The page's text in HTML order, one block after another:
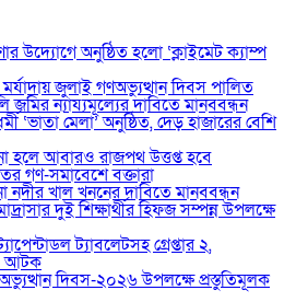
উদ্যোগে অনুষ্ঠিত হলো ‘ক্লাইমেট ক্যাম্প
জুলাই গণঅভ্যুত্থান দিবস পালিত
ন্যায্যমূল্যের দাবিতে মানববন্ধন
‘ভাতা মেলা’ অনুষ্ঠিত, দেড় হাজারের বেশি
হলে আবারও রাজপথ উত্তপ্ত হবে
গণ-সমাবেশে বক্তারা
নদীর খাল খননের দাবিতে মানববন্ধন
দুই শিক্ষার্থীর হিফজ সম্পন্ন উপলক্ষে
ট্যাবলেটসহ গ্রেপ্তার ২,
আটক
দিবস-২০২৬ উপলক্ষে প্রস্তুতিমূলক